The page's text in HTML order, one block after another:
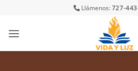
content
Llámenos:727-